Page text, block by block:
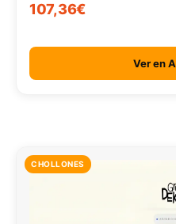
107,36€
Ver en
CHOLLONES